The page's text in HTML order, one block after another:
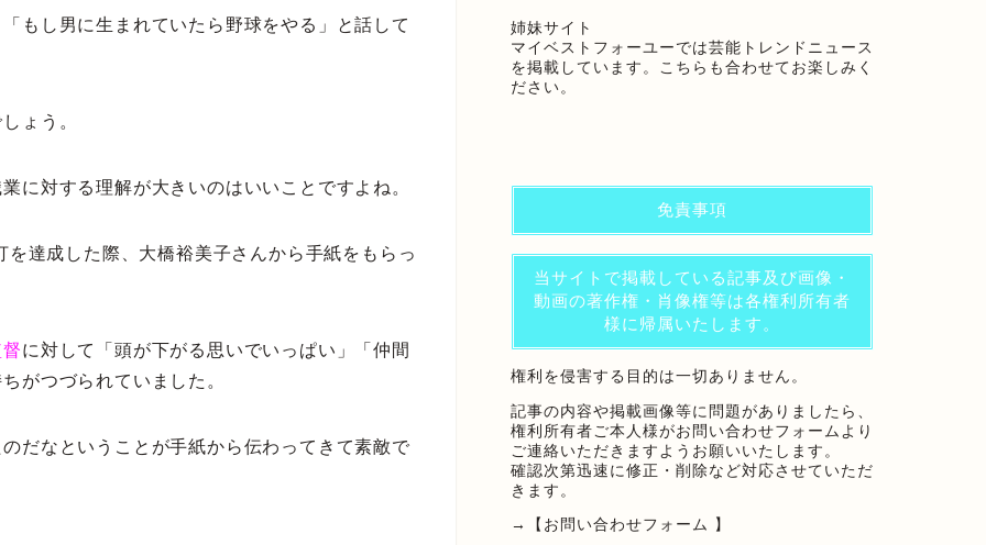
もし男に生まれていたら野球をやる」と話して
ょう。
に対する理解が大きいのはいいことですよね。
達成した際、大橋裕美子さんから手紙をもらっ
に対して「頭が下がる思いでいっぱい」「仲間
がつづられていました。
だなということが手紙から伝わってきて素敵で
姉妹サイト
マイベストフォーユー では芸能トレンドニュース
を掲載しています。こちらも合わせてお楽しみく
ださい。
免責事項
当サイトで掲載している記事及び画像・
動画の著作権・肖像権等は各権利所有者
様に帰属いたします。
権利を侵害する目的は一切ありません。
記事の内容や掲載画像等に問題がありましたら、
権利所有者ご本人様がお問い合わせフォームより
ご連絡いただきますようお願いいたします。
確認次第迅速に修正・削除など対応させていただ
きます。
→ 【お問い合わせフォーム 】